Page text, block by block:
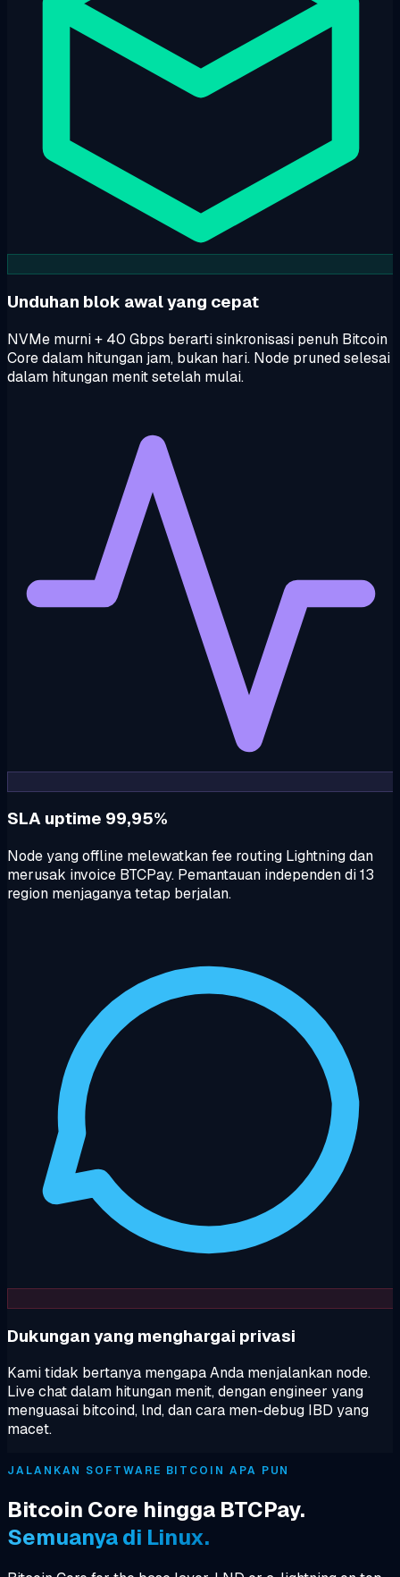
Unduhan blok awal yang cepat
NVMe murni + 40 Gbps berarti sinkronisasi penuh Bitcoin
Core dalam hitungan jam, bukan hari. Node pruned selesai
dalam hitungan menit setelah mulai.
SLA uptime 99,95%
Node yang offline melewatkan fee routing Lightning dan
merusak invoice BTCPay. Pemantauan independen di 13
region menjaganya tetap berjalan.
Dukungan yang menghargai privasi
Kami tidak bertanya mengapa Anda menjalankan node.
Live chat dalam hitungan menit, dengan engineer yang
menguasai bitcoind, lnd, dan cara men-debug IBD yang
macet.
JALANKAN SOFTWARE BITCOIN APA PUN
Bitcoin Core hingga BTCPay.
Semuanya di Linux.